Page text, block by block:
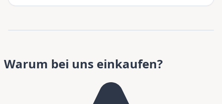
Warum bei uns einkaufen?